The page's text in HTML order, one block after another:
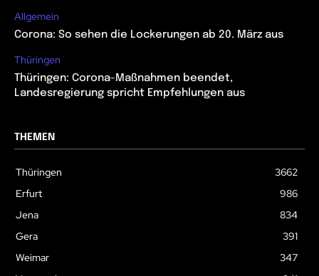
Allgemein
Corona: So sehen die Lockerungen ab 20. März aus
Thüringen
Thüringen: Corona-Maßnahmen beendet,
Landesregierung spricht Empfehlungen aus
THEMEN
Thüringen
3662
Erfurt
986
Jena
834
Gera
391
Weimar
347